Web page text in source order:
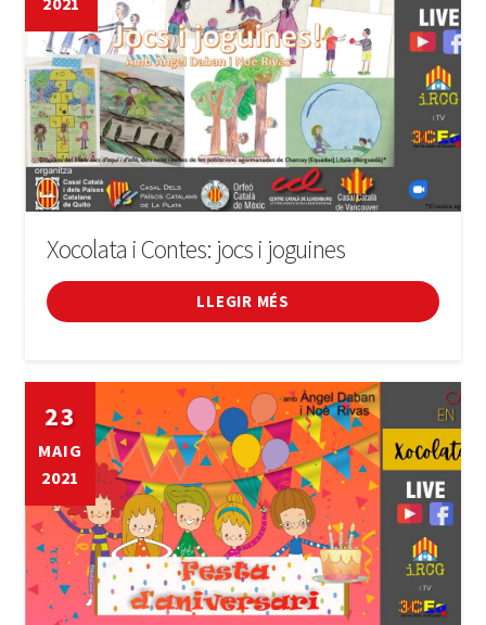
LLIBRE
INICIA SESSIÓ
Xocolata i Contes: jocs i joguines
LLEGIR MÉS
23
MAIG
2021